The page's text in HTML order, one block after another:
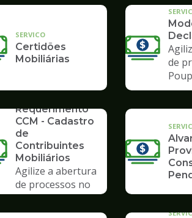
SERVICO
Certidões
Mobiliárias
de
Requerimento
CCM - Cadastro
de
Contribuintes
Mobiliários
Agilize a abertura
de processos no
Poupatempo